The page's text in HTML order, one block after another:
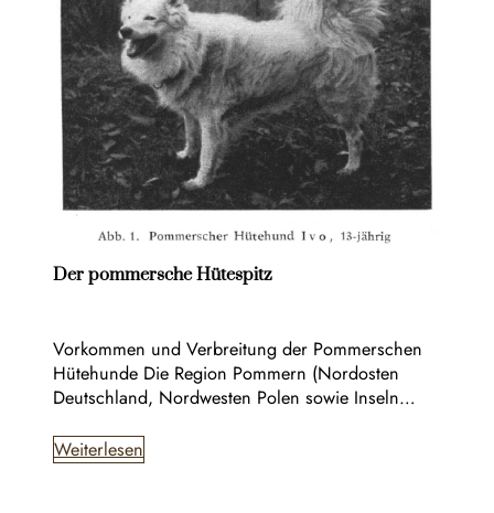
Der pommersche Hütespitz
Vorkommen und Verbreitung der Pommerschen
Hütehunde Die Region Pommern (Nordosten
Deutschland, Nordwesten Polen sowie Inseln…
Weiterlesen